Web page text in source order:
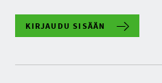
KIRJAUDU SISÄÄN